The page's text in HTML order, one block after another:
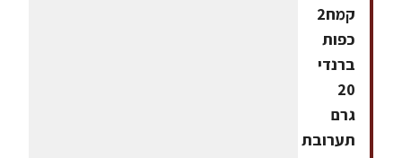
קמח2
כפות
ברנדי
20
גרם
תערובת